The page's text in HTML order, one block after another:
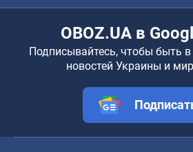
OBOZ.UA в
Подписывайтесь, чтобы быть в
новостей Украины и